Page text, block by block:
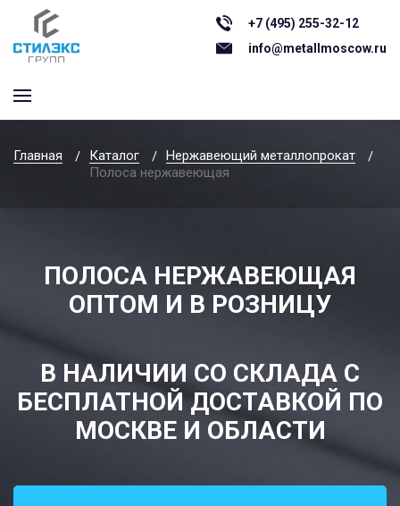
+7 (495) 255-32-12
info@metallmoscow.ru
Главная Каталог
Нержавеющий металлопрокат
Полоса нержавеющая
ПОЛОСА НЕРЖАВЕЮЩАЯ
ОПТОМ И В РОЗНИЦУ
В НАЛИЧИИ СО СКЛАДА С
БЕСПЛАТНОЙ ДОСТАВКОЙ ПО
МОСКВЕ И ОБЛАСТИ